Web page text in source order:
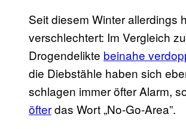
Seit diesem Winter allerdings
verschlechtert: Im Vergleich
Drogendelikte beinahe
die Diebstähle haben sich
schlagen immer öfter Alarm,
öfterdas Wort „No-Go-Area”.